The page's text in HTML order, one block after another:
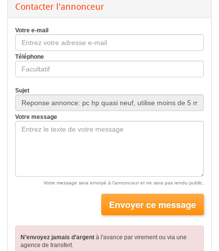
Contacter l'annonceur
Votre e-mail
Téléphone
Sujet
Votre message
Votre message sera envoyé à l'annonceur et ne sera pas rendu public.
Envoyer ce message
N’envoyez jamais d’argent à l'avance par virementou via une
agence de transfert.